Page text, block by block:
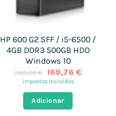
HP 600 G2 SFF / i5-6500 /
4GB DDR3 500GB HDD
Windows 10
259,00€ O
preço
era:
259,00 €.
169,76 €O
impostos incluídos
Adicionar